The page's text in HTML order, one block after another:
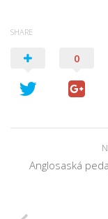
SHARE
0
Anglosaská